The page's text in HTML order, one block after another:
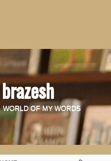
brazesh
WORLD OF MY WORDS